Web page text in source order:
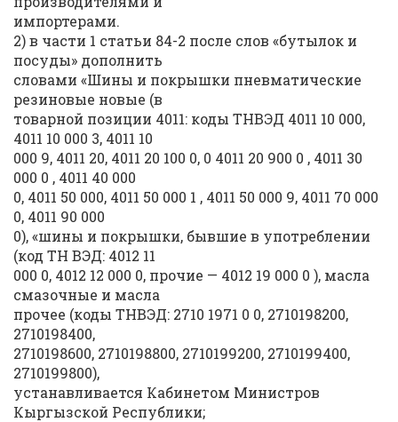
импортерами.
2) в части 1 статьи 84-2 после слов «бутылок и
посуды» дополнить
словами «Шины и покрышки пневматические
резиновые новые (в
товарной позиции 4011: коды ТНВЭД 4011 10 000,
4011 10 000 3, 4011 10
000 9, 4011 20, 4011 20 100 0, 0 4011 20 900 0 , 4011 30
000 0 , 4011 40 000
0, 4011 50 000, 4011 50 000 1 , 4011 50 000 9, 4011 70 000
0, 4011 90 000
0), «шины и покрышки, бывшие в употреблении
(код ТН ВЭД: 4012 11
000 0, 4012 12 000 0, прочие — 4012 19 000 0 ), масла
смазочные и масла
прочее (коды ТНВЭД: 2710 1971 0 0, 2710198200,
2710198400,
2710198600, 2710198800, 2710199200, 2710199400,
2710199800),
устанавливается Кабинетом Министров
Кыргызской Республики;